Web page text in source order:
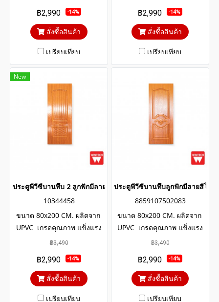
ภายในประตูเสริมเหล็กตัวยูและ
โครง WOOD UPVC
฿2,990 -14%
สั่งซื้อสินค้า
เปรียบเทียบ
ภายในประตูเสริมเหล็กตัวยูและ
โครง WOOD UPVC
฿2,990 -14%
สั่งซื้อสินค้า
เปรียบเทียบ
New
ประตูพีวีซีบานทึบ 2 ลูกฟักมีลายสีโอ๊คแดง wintech
10344458
ขนาด 80x200 CM. ผลิตจาก
UPVC เกรดคุณภาพ แข็งแรง
ทนทาน มีอายุการใช้งาน
ภายในประตูเสริมเหล็กตัวยูและ
โครง WOOD UPVC
฿3,490
฿2,990 -14%
สั่งซื้อสินค้า
เปรียบเทียบ
ประตูพีวีซีบานทึบลูกฟักมีลายสีโอ๊
8859107502083
ขนาด 80x200 CM. ผลิตจาก
UPVC เกรดคุณภาพ แข็งแรง
ทนทาน มีอายุการใช้งาน
ภายในประตูเสริมเหล็กตัวยูและ
โครง WOOD UPVC
฿3,490
฿2,990 -14%
สั่งซื้อสินค้า
เปรียบเทียบ